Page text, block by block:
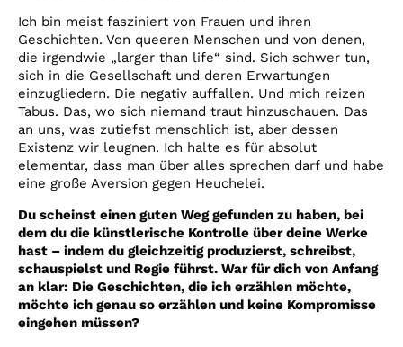
Ich bin meist fasziniert von Frauen und ihren
Geschichten. Von queeren Menschen und von denen,
die irgendwie „larger than life“ sind. Sich schwer tun,
sich in die Gesellschaft und deren Erwartungen
einzugliedern. Die negativ auffallen. Und mich reizen
Tabus. Das, wo sich niemand traut hinzuschauen. Das
an uns, was zutiefst menschlich ist, aber dessen
Existenz wir leugnen. Ich halte es für absolut
elementar, dass man über alles sprechen darf und habe
eine große Aversion gegen Heuchelei.
Du scheinst einen guten Weg gefunden zu haben, bei
dem du die künstlerische Kontrolle über deine Werke
hast – indem du gleichzeitig produzierst, schreibst,
schauspielst und Regie führst. War für dich von Anfang
an klar: Die Geschichten, die ich erzählen möchte,
möchte ich genau so erzählen und keine Kompromisse
eingehen müssen?